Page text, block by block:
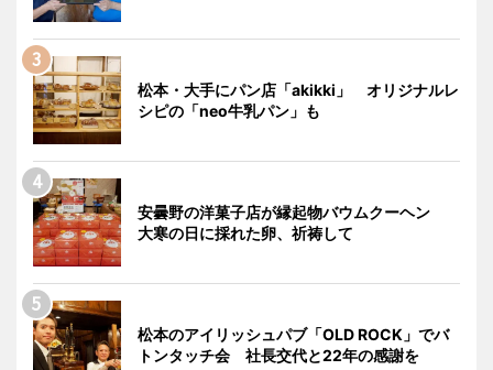
松本・大手にパン店「akikki」 オリジナルレ
シピの「neo牛乳パン」も
安曇野の洋菓子店が縁起物バウムクーヘン
大寒の日に採れた卵、祈祷して
松本のアイリッシュパブ「OLD ROCK」でバ
トンタッチ会 社長交代と22年の感謝を